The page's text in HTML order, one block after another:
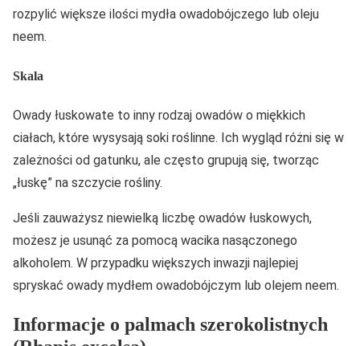
rozpylić większe ilości mydła owadobójczego lub oleju
neem.
Skala
Owady łuskowate to inny rodzaj owadów o miękkich
ciałach, które wysysają soki roślinne. Ich wygląd różni się w
zależności od gatunku, ale często grupują się, tworząc
„łuskę” na szczycie rośliny.
Jeśli zauważysz niewielką liczbę owadów łuskowych,
możesz je usunąć za pomocą wacika nasączonego
alkoholem. W przypadku większych inwazji najlepiej
spryskać owady mydłem owadobójczym lub olejem neem.
Informacje o palmach szerokolistnych